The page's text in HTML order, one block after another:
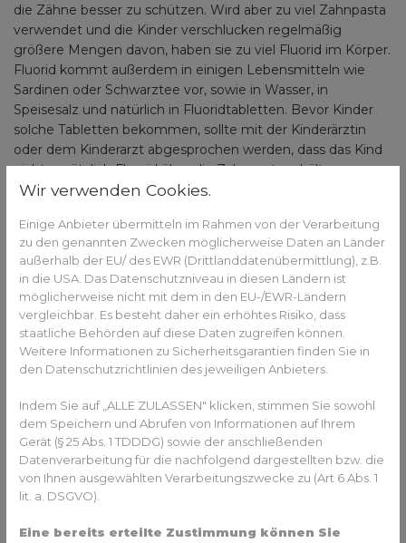
die Zähne besser zu schützen. Wird aber zu viel Zahnpasta
verwendet und die Kinder verschlucken regelmäßig
größere Mengen davon, haben sie zu viel Fluorid im Körper.
Fluorid kommt außerdem in einigen Lebensmitteln wie
Sardinen oder Schwarztee vor, sowie in Wasser, in
Speisesalz und natürlich in Fluoridtabletten. Bevor Kinder
solche Tabletten bekommen, sollte mit der Kinderärztin
oder dem Kinderarzt abgesprochen werden, dass das Kind
nicht zusätzlich Fluorid über die Zahnpasta erhält.
Welche Maßnahmen können bei
einer Fluorose ergriffen werden?
Bekommen die Kinder doch zu viel Fluorid, kommt es zu
den unschönen Flecken auf den Zähnen. Sind diese
Flecken zu sehen, ist es wichtig, die Zufuhr von Fluorid zu
stoppen. Bei der milden Fluorose bleiben die Flecken zwar
auf den Zähnen, aber derZahnschmelz ist nicht
geschwächt. Wenn die Zähne durch eine starke Fluorose
angegriffen werden, müssen Maßnahmen ergriffen
werden, um die Zähne vor Schäden zu bewahren. Für die
Behandlung der Zähne gibt es verschiedene Methoden.
Zahnbleaching
Wer eine milde Fluorose schnell und effektiv entfernen
möchte, kann sich die Zähne aufhellen lassen. Das
Bleachinghellt die Zähne so weit auf, dass der Kontrast
Wir verwenden Cookies.
Einige Anbieter übermitteln im Rahmen von der Verarbeitung
zu den genannten Zwecken möglicherweise Daten an Länder
außerhalb der EU/ des EWR (Drittlanddatenübermittlung), z.B.
in die USA. Das Datenschutzniveau in diesen Ländern ist
möglicherweise nicht mit dem in den EU-/EWR-Ländern
vergleichbar. Es besteht daher ein erhöhtes Risiko, dass
staatliche Behörden auf diese Daten zugreifen können.
Weitere Informationen zu Sicherheitsgarantien finden Sie in
den Datenschutzrichtlinien des jeweiligen Anbieters.
Indem Sie auf „ALLE ZULASSEN" klicken, stimmen Sie sowohl
dem Speichern und Abrufen von Informationen auf Ihrem
Gerät (§ 25 Abs. 1 TDDDG) sowie der anschließenden
Datenverarbeitung für die nachfolgend dargestellten bzw. die
von Ihnen ausgewählten Verarbeitungszwecke zu (Art 6 Abs. 1
lit. a. DSGVO).
Eine bereits erteilte Zustimmung können Sie